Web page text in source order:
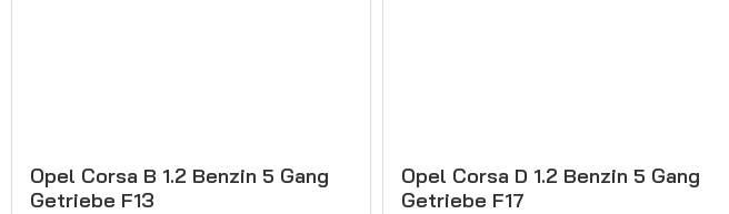
Opel Corsa B 1.2 Benzin 5 Gang
Getriebe F13
Opel Corsa D 1.2 Benzin 5 Gang
Getriebe F17